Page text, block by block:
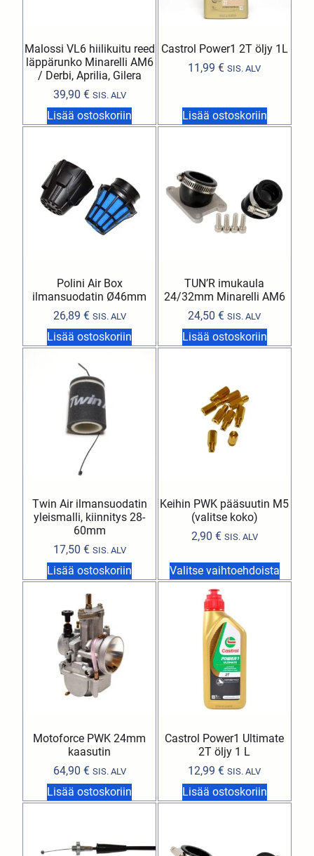
Malossi VL6 hiilikuitu reed
läppärunko Minarelli AM6
/ Derbi, Aprilia, Gilera
39,90 € SIS. ALV
Lisää ostoskoriin
Castrol Power1 2T öljy 1L
11,99€ SIS. ALV
Lisää ostoskoriin
Polini Air Box
ilmansuodatin Ø46mm
26,89 € SIS. ALV
Lisää ostoskoriin
TUN’R imukaula
24/32mm Minarelli AM6
24,50€ SIS. ALV
Lisää ostoskoriin
Twin Air ilmansuodatin
yleismalli, kiinnitys 28-
60mm
17,50 € SIS. ALV
Lisää ostoskoriin
Keihin PWK pääsuutin M5
(valitse koko)
2,90 € SIS. ALV
Valitse vaihtoehdoista
Motoforce PWK 24mm
kaasutin
64,90 € SIS. ALV
Lisää ostoskoriin
Castrol Power1 Ultimate
2T öljy 1 L
12,99€ SIS. ALV
Lisää ostoskoriin